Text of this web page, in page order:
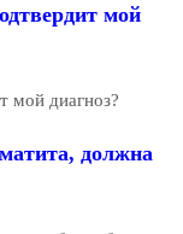
мой
мой диагноз?
должна